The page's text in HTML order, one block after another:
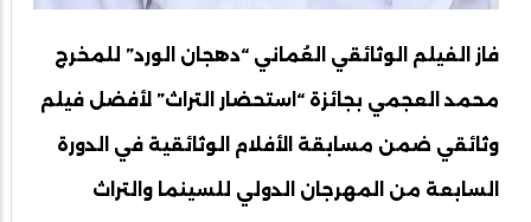
فاز الفيلم الوثائقي العُماني “دهجان الورد” للمخرج
محمد العجمي بجائزة “استحضار التراث” لأفضل فيلم
وثائقي ضمن مسابقة الأفلام الوثائقية في الدورة
السابعة من المهرجان الدولي للسينما والتراث